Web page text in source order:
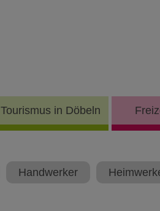
Tourismus in Döbeln
Handwerker